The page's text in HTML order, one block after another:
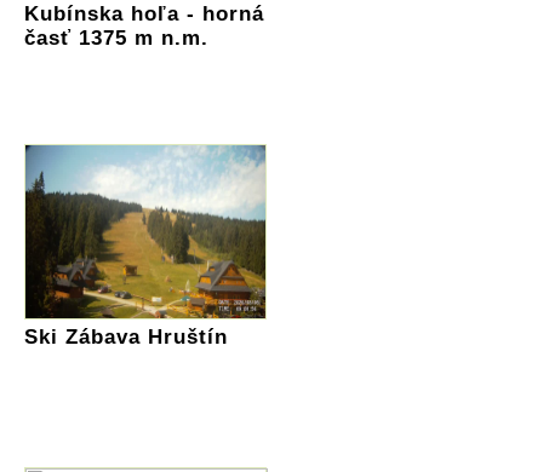
Kubínska hoľa - horná
časť 1375 m n.m.
Ski Zábava Hruštín